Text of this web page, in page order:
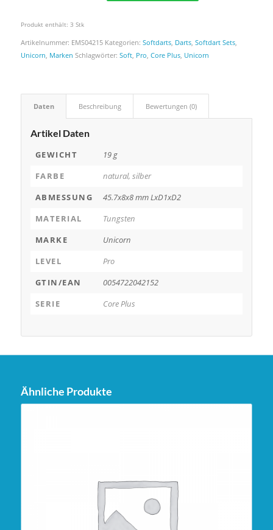
Produkt enthält: 3 Stk
Artikelnummer: EMS04215 Kategorien: Softdarts, Darts, Softdart Sets,
Unicorn, Marken Schlagwörter: Soft, Pro, Core Plus, Unicorn
Daten Beschreibung Bewertungen (0)
Artikel Daten
GEWICHT
19 g
FARBE
natural, silber
ABMESSUNG
45.7x8x8 mm LxD1xD2
MATERIAL
Tungsten
MARKE
Unicorn
LEVEL
Pro
GTIN/EAN
0054722042152
SERIE
Core Plus
Ähnliche Produkte